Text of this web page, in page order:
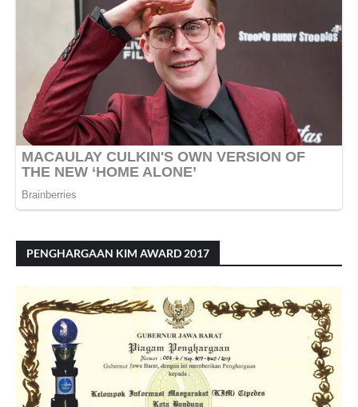
PENGHARGAAN KIM AWARD 2017